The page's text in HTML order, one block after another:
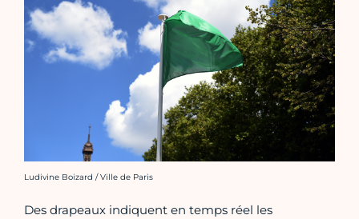
Crédit photo :
Ludivine Boizard / Ville de Paris
Des drapeaux indiquent en temps réel les